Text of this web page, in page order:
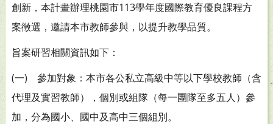
創新，本計畫辦理桃園市113學年度國際教育優良課程方
案徵選，邀請本市教師參與，以提升教學品質。
旨案研習相關資訊如下：
(一) 參加對象：本市各公私立高級中等以下學校教師（含
代理及實習教師），個別或組隊（每一團隊至多五人）參
加，分為國小、國中及高中三個組別。